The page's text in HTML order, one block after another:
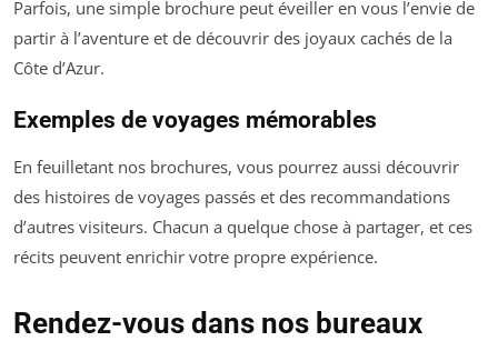
Parfois, une simple brochure peut éveiller en vous l’envie de
partir à l’aventure et de découvrir des joyaux cachés de la
Côte d’Azur.
Exemples de voyages mémorables
En feuilletant nos brochures, vous pourrez aussi découvrir
des histoires de voyages passés et des recommandations
d’autres visiteurs. Chacun a quelque chose à partager, et ces
récits peuvent enrichir votre propre expérience.
Rendez-vous dans nos bureaux